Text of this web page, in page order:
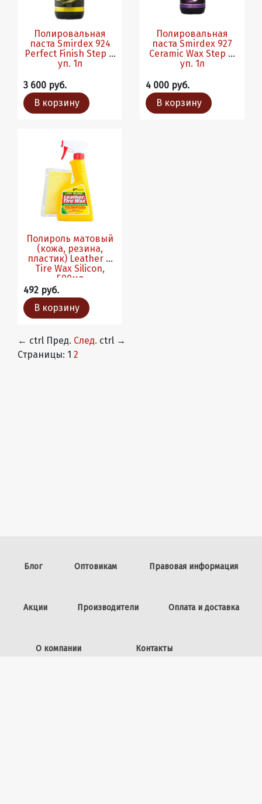
Полировальная
паста Smirdex 924
Perfect Finish Step 3,
уп. 1л
3 600 руб.
В корзину
Полировальная
паста Smirdex 927
Ceramic Wax Step 4,
уп. 1л
4 000 руб.
В корзину
Полироль матовый
(кожа, резина,
пластик) Leather &
Tire Wax Silicon,
500мл
492 руб.
В корзину
← ctrl Пред. След. ctrl →
Страницы: 1 2
Блог Оптовикам Правовая информация
Акции Производители Оплата и доставка
О компании Контакты